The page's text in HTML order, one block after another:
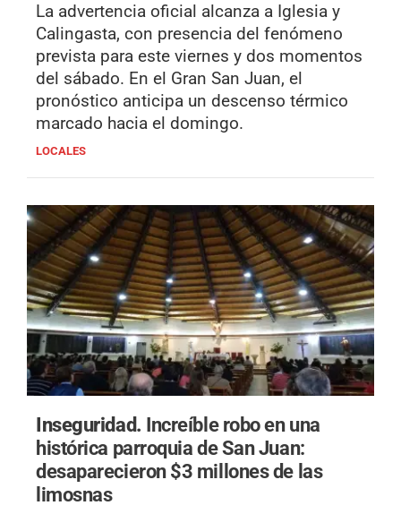
La advertencia oficial alcanza a Iglesia y
Calingasta, con presencia del fenómeno
prevista para este viernes y dos momentos
del sábado. En el Gran San Juan, el
pronóstico anticipa un descenso térmico
marcado hacia el domingo.
LOCALES
Inseguridad. Increíble robo en una
histórica parroquia de San Juan:
desaparecieron $3 millones de las
limosnas